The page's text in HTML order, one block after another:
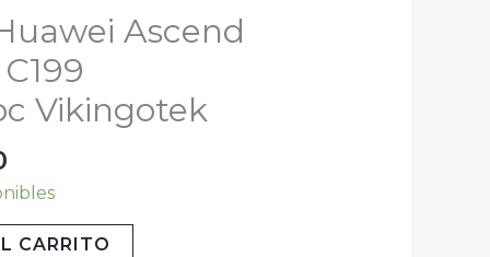
Ascend
Vikingotek
precio
actual
es:
$100.00.
CARRITO